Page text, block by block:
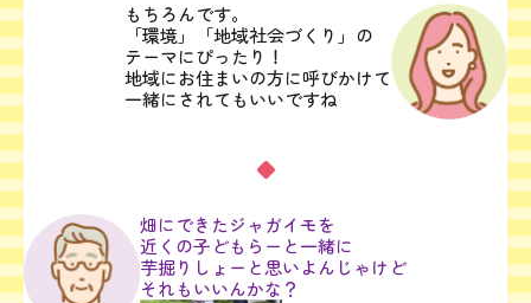
もちろんです。
「環境」「地域社会づくり」の
テーマにぴったり！
地域にお住まいの方に呼びかけて
一緒にされてもいいですね
畑にできたジャガイモを
近くの子どもらーと一緒に
芋掘りしょーと思いよんじゃけど
それもいいんかな？